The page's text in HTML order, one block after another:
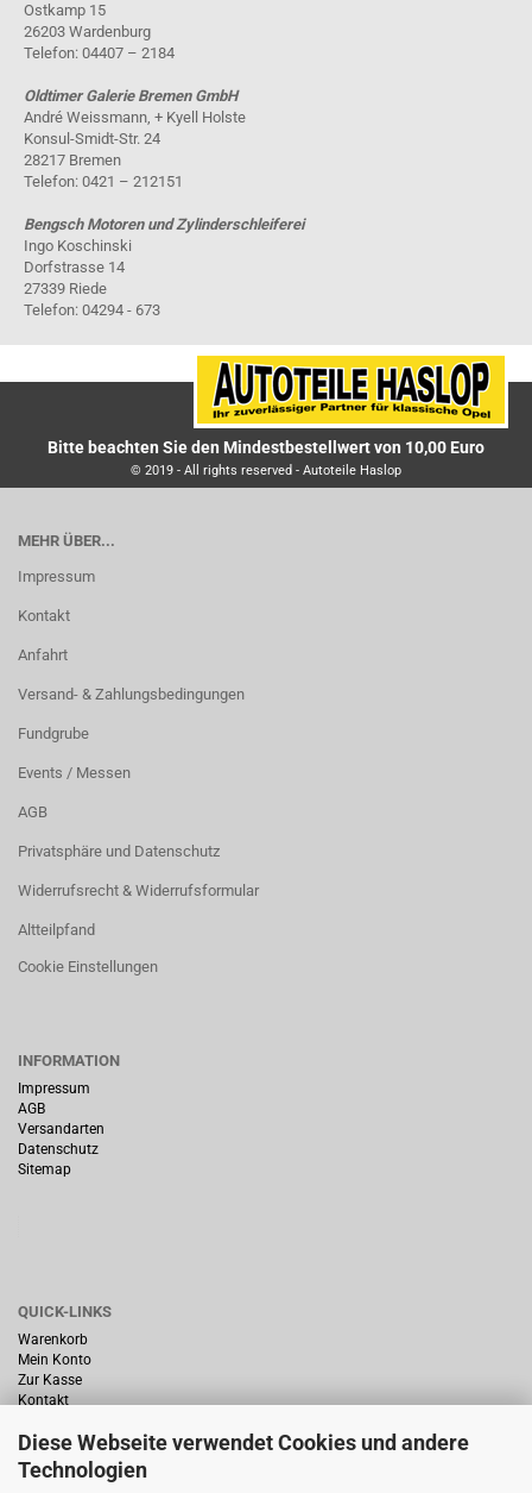
Diese Webseite verwendet Cookies und andere
Technologien
Ostkamp 15
26203 Wardenburg
Telefon: 04407 – 2184
Oldtimer Galerie Bremen GmbH
André Weissmann, + Kyell Holste
Konsul-Smidt-Str. 24
28217 Bremen
Telefon: 0421 – 212151
Bengsch Motoren und Zylinderschleiferei
Ingo Koschinski
Dorfstrasse 14
27339 Riede
Telefon: 04294 - 673
Bitte beachten Sie den Mindestbestellwert von 10,00 Euro
© 2019 - All rights reserved - Autoteile Haslop
MEHR ÜBER...
Impressum
Kontakt
Anfahrt
Versand- & Zahlungsbedingungen
Fundgrube
Events / Messen
AGB
Privatsphäre und Datenschutz
Widerrufsrecht & Widerrufsformular
Altteilpfand
Cookie Einstellungen
INFORMATION
Impressum
AGB
Versandarten
Datenschutz
Sitemap
QUICK-LINKS
Warenkorb
Mein Konto
Zur Kasse
Kontakt